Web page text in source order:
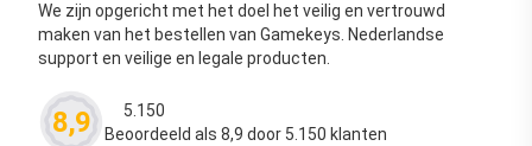
We zijn opgericht met het doel het veilig en vertrouwd
maken van het bestellen van Gamekeys. Nederlandse
support en veilige en legale producten.
8,9 Waardering
5.150
Beoordeeld als 8,9 door 5.150 klanten